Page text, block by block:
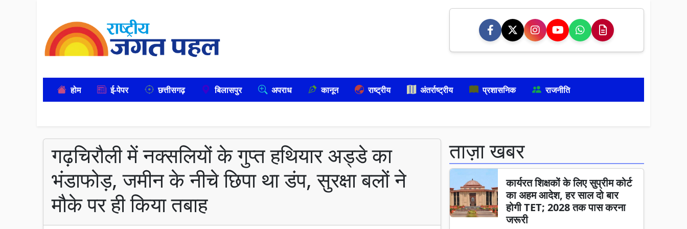
होम ई-पेपर छत्तीसगढ़ बिलासपुर अपराध कानून राष्ट्रीय अंतर्राष्ट्रीय प्रशासनिक राजनीति
गढ़चिरौली में नक्सलियों के गुप्त हथियार अड्डे का
भंडाफोड़, जमीन के नीचे छिपा था डंप, सुरक्षा बलों ने
मौके पर ही किया तबाह
ताज़ा खबर
कार्यरत शिक्षकों के लिए सुप्रीम कोर्ट
का अहम आदेश, हर साल दो बार
होगी TET; 2028 तक पास करना
जरूरी